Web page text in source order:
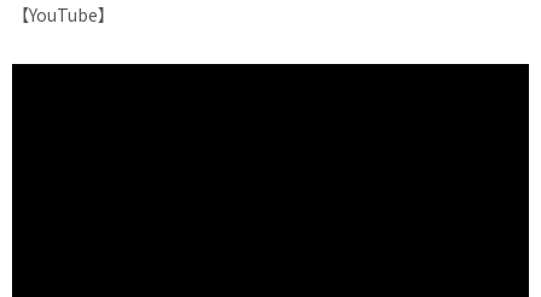
【YouTube】